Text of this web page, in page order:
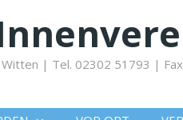
| Tel. 02302 51793 |